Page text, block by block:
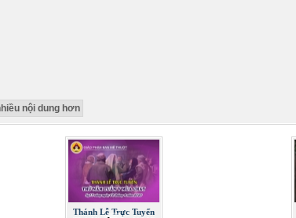
nội dung hơn
Thánh Lễ Trực Tuyến